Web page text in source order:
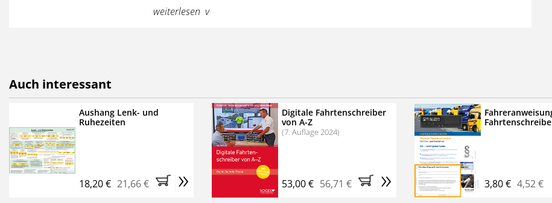
Sie erhaltenalle Ausgaben
Kostenfreie Online-Seminare
Bestellen Sie jetzt das VerkehrsRundschau Profipaket im Kennenlern-Abo für zwei
Monate (inkl. der derzeitig gesetzlichen MwSt. und Versandkosten).Nach 2 Monaten
brauchen Sie nichts weiter tun, das Abonnement endet automatisch, es
entstehen keine weiteren Verpflichtungen.
weiterlesen
Auch interessant
Aushang Lenk- und
Ruhezeiten
18,20 € 21,66 € »
Digitale Fahrtenschreiber
von A-Z
(7. Auflage 2024)
53,00 € 56,71 € » 3,80 € 4,52 €